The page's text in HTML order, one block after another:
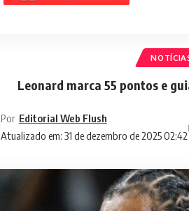
Leonard marca 55 pontos e
Atualizado em: 31 de dezembro de 2025 02:42
Por Editorial Web Flush